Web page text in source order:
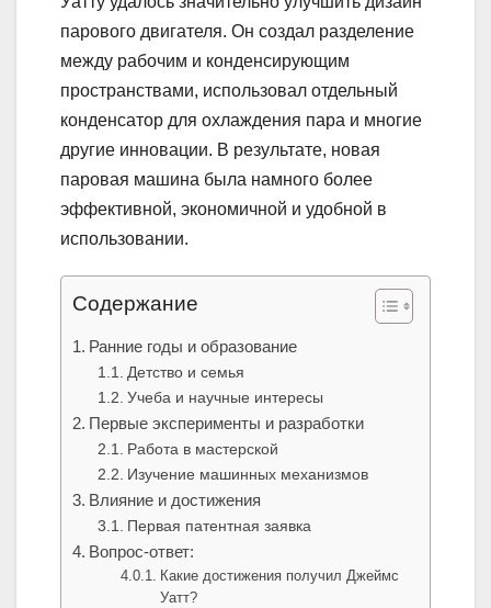
парового двигателя. Он создал разделение
между рабочим и конденсирующим
пространствами, использовал отдельный
конденсатор для охлаждения пара и многие
другие инновации. В результате, новая
паровая машина была намного более
эффективной, экономичной и удобной в
использовании.
Содержание
Ранние годы и образование
Детство и семья
Учеба и научные интересы
Первые эксперименты и разработки
Работа в мастерской
Изучение машинных механизмов
Влияние и достижения
Первая патентная заявка
Вопрос-ответ:
Какие достижения получил Джеймс
Уатт?